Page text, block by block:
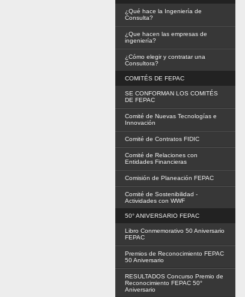
¿Qué hace la Ingeniería de
Consulta?
¿Que hacen las empresas de
ingeniería?
¿Cómo elegir y contratar una
Consultora?
COMITÉS DE FEPAC
SE CONFORMAN LOS COMITÉS
DE FEPAC
Comité de Nuevas Tecnologías e
Innovación
Comité de Contratos FIDIC
Comité de Relaciones con
Entidades Financieras
Comisión de Planeación FEPAC
Comité de Sostenibilidad -
Actividades con WWF
50° ANIVERSARIO FEPAC
Libro Conmemorativo 50 Aniversario
FEPAC
Premios de Reconocimiento FEPAC
50 Aniversario
RESULTADOS Concurso Premio de
Reconocimiento FEPAC 50°
Aniversario